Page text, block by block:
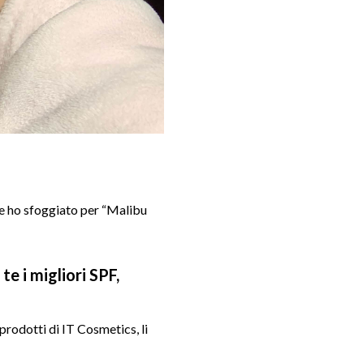
ho sfoggiato per “Malibu
i migliori SPF,
di IT Cosmetics, li